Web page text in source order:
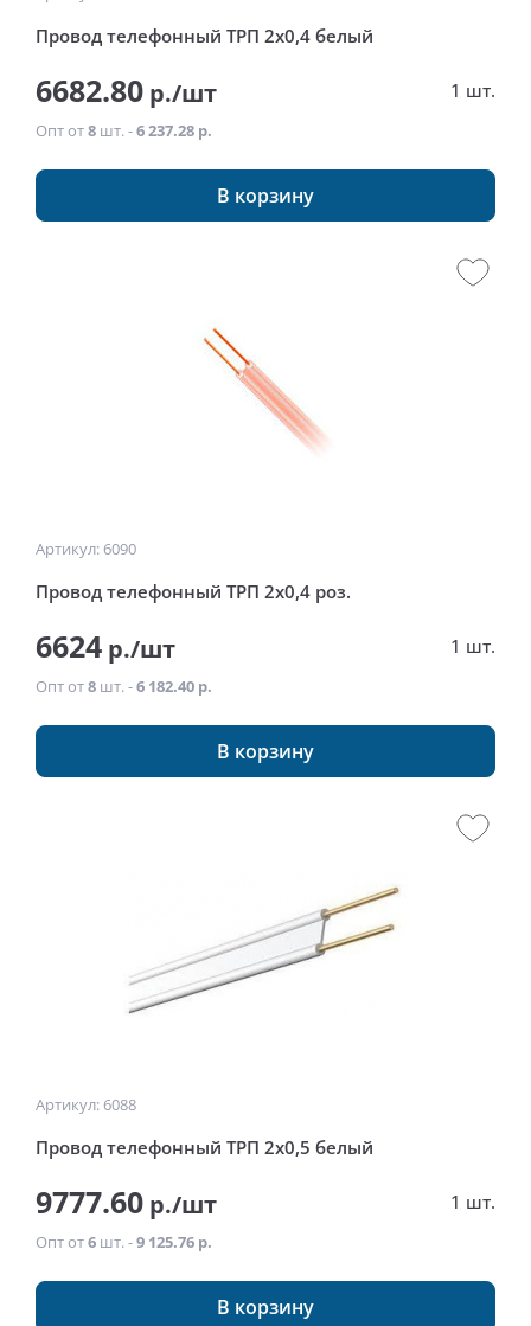
Провод телефонный ТРП 2x0,4 белый
6682.80 р./шт 1 шт.
Опт от8 шт. -6 237.28 р.
В корзину
Артикул: 6090
Провод телефонный ТРП 2x0,4 роз.
6624 р./шт 1 шт.
Опт от8 шт. -6 182.40 р.
В корзину
Артикул: 6088
Провод телефонный ТРП 2x0,5 белый
9777.60 р./шт 1 шт.
Опт от6 шт. -9 125.76 р.
В корзину